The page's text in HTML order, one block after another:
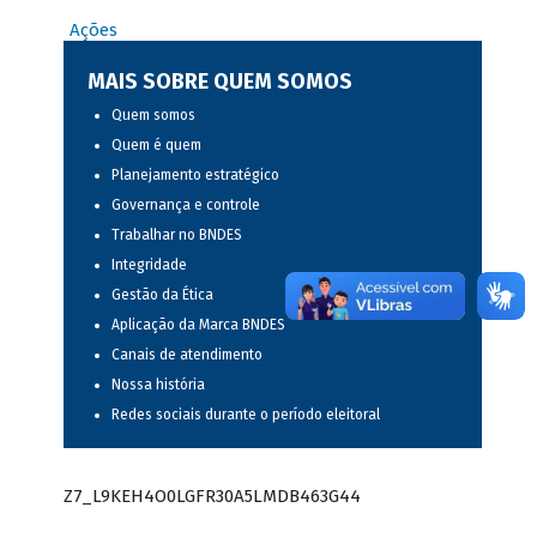
Ações
MAIS SOBRE QUEM SOMOS
Quem somos
Quem é quem
Planejamento estratégico
Governança e controle
Trabalhar no BNDES
Integridade
Gestão da Ética
Aplicação da Marca BNDES
Canais de atendimento
Nossa história
Redes sociais durante o período eleitoral
Z7_L9KEH4O0LGFR30A5LMDB463G44